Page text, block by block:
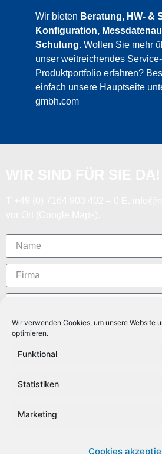
Wir verwenden Cookies, um unsere Website
optimieren.
Funktional
Statistiken
Marketing
Cookies
Wir bieten Beratung, HW- &
Konfiguration,
Schulung. Wollen Sie mehr
unser weitreichendes
Produktportfolio erfahren?
einfach unsere Hauptseite
gmbh.com
genommen. Ich stimme zu, dass